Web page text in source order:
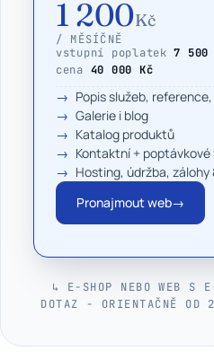
1 200Kč
/ MĚSÍČNĚ
vstupní poplatek7 500
cena 40 000 Kč
Popis služeb,
Galerie i blog
Katalog produktů
Kontaktní +
Hosting, údržba, zálohy
Pronajmout web→
↳ E-SHOP NEBO WEB S
DOTAZ - ORIENTAČNĚ OD